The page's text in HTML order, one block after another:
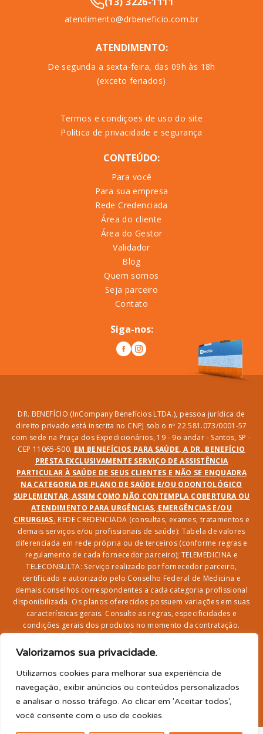
Valorizamos sua privacidade.
Utilizamos cookies para melhorar sua experiência de
navegação, exibir anúncios ou conteúdos personalizados
e analisar o nosso tráfego. Ao clicar em 'Aceitar todos',
você consente com o uso de cookies.
atendimento@drbeneficio.com.br
ATENDIMENTO:
De segunda a sexta-feira, das 09h às 18h
(exceto feriados)
Termos e condiçoes de uso do site
Política de privacidade e segurança
CONTEÚDO:
Para você
Para sua empresa
Rede Credenciada
Área do cliente
Área do Gestor
Validador
Blog
Quem somos
Seja parceiro
Contato
Siga-nos:
DR. BENEFÍCIO (InCompany Benefícios LTDA.), pessoa jurídica de
direito privado está inscrita no CNPJ sob o nº 22.581.073/0001-57
com sede na Praça dos Expedicionários, 19 - 9o andar - Santos, SP -
CEP 11065-500. EM BENEFÍCIOS PARA SAÚDE, A DR. BENEFÍCIO
PRESTA EXCLUSIVAMENTE SERVIÇO DE ASSISTÊNCIA
PARTICULAR À SAÚDE DE SEUS CLIENTES E NÃO SE ENQUADRA
NA CATEGORIA DE PLANO DE SAÚDE E/OU ODONTOLÓGICO
SUPLEMENTAR, ASSIM COMO NÃO CONTEMPLA COBERTURA OU
ATENDIMENTO PARA URGÊNCIAS, EMERGÊNCIAS E/OU
CIRURGIAS. REDE CREDENCIADA (consultas, exames, tratamentos e
demais serviços e/ou profissionais de saúde): Tabela de valores
diferenciada em rede própria ou de terceiros (conforme regras e
regulamento de cada fornecedor parceiro); TELEMEDICINA e
TELECONSULTA: Serviço realizado por fornecedor parceiro,
certificado e autorizado pelo Conselho Federal de Medicina e
demais conselhos correspondentes a cada categoria profissional
disponibilizada. Os planos oferecidos possuem variações em suas
características gerais. Consulte as regras, especificidades e
condições gerais dos produtos no momento da contratação.
serviços na rede credenciada;SEGURO DE VIDA, ACIDENTES
PESSOAIS, ASSISTÊNCIA FUNERAL 24H, ASSISTÊNCIA
RESIDENCIAL E SORTEIO: Produto com registro SUSEP
garantido pela SEGUROS SURA (CNPJ sob o nº
adesão/elegibilidade de 64 anos (titular) e carência de 60
para utilização.